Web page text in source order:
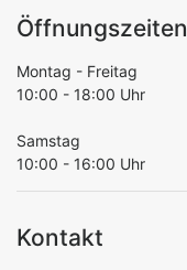
Öffnungszeiten
Montag - Freitag
10:00 - 18:00 Uhr
Samstag
10:00 - 16:00 Uhr
Kontakt